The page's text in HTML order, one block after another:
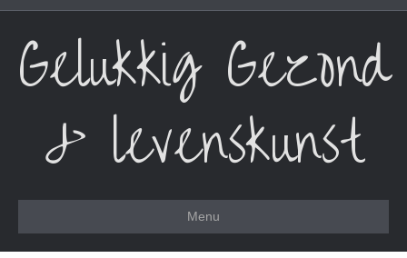
Gelukkig Gezond
& levenskunst
Menu